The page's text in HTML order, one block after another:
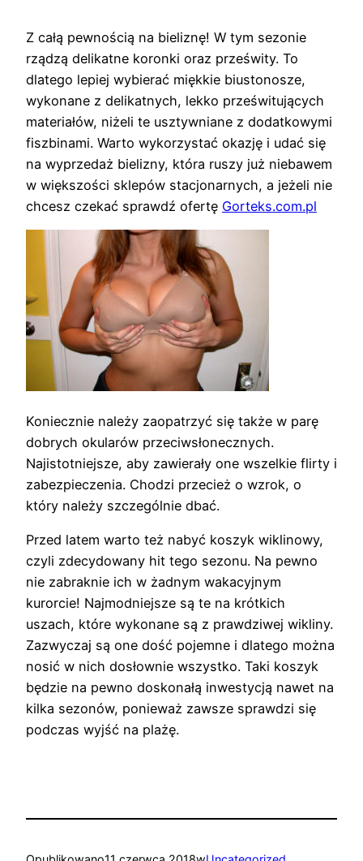
Z całą pewnością na bieliznę! W tym sezonie
rządzą delikatne koronki oraz prześwity. To
dlatego lepiej wybierać miękkie biustonosze,
wykonane z delikatnych, lekko prześwitujących
materiałów, niżeli te usztywniane z dodatkowymi
fiszbinami. Warto wykorzystać okazję i udać się
na wyprzedaż bielizny, która ruszy już niebawem
w większości sklepów stacjonarnych, a jeżeli nie
chcesz czekać sprawdź ofertę Gorteks.com.pl
Koniecznie należy zaopatrzyć się także w parę
dobrych okularów przeciwsłonecznych.
Najistotniejsze, aby zawierały one wszelkie flirty i
zabezpieczenia. Chodzi przecież o wzrok, o
który należy szczególnie dbać.
Przed latem warto też nabyć koszyk wiklinowy,
czyli zdecydowany hit tego sezonu. Na pewno
nie zabraknie ich w żadnym wakacyjnym
kurorcie! Najmodniejsze są te na krótkich
uszach, które wykonane są z prawdziwej wikliny.
Zazwyczaj są one dość pojemne i dlatego można
nosić w nich dosłownie wszystko. Taki koszyk
będzie na pewno doskonałą inwestycją nawet na
kilka sezonów, ponieważ zawsze sprawdzi się
podczas wyjść na plażę.